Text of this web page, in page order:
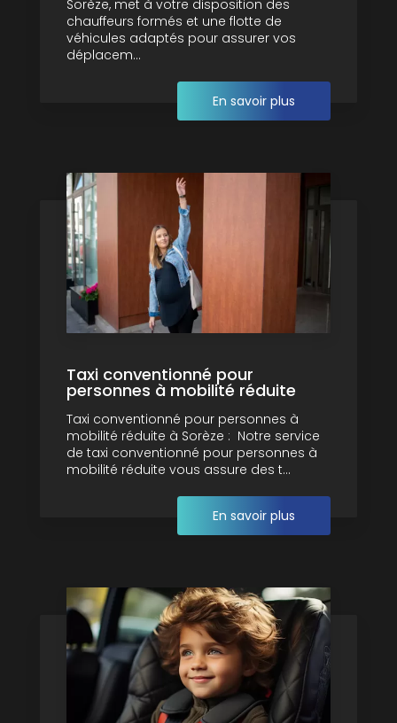
Sorèze, met à votre disposition des
chauffeurs formés et une flotte de
véhicules adaptés pour assurer vos
déplacem...
En savoir plus
Taxi conventionné pour
personnes à mobilité réduite
Taxi conventionné pour personnes à
mobilité réduite à Sorèze : Notre service
de taxi conventionné pour personnes à
mobilité réduite vous assure des t...
En savoir plus